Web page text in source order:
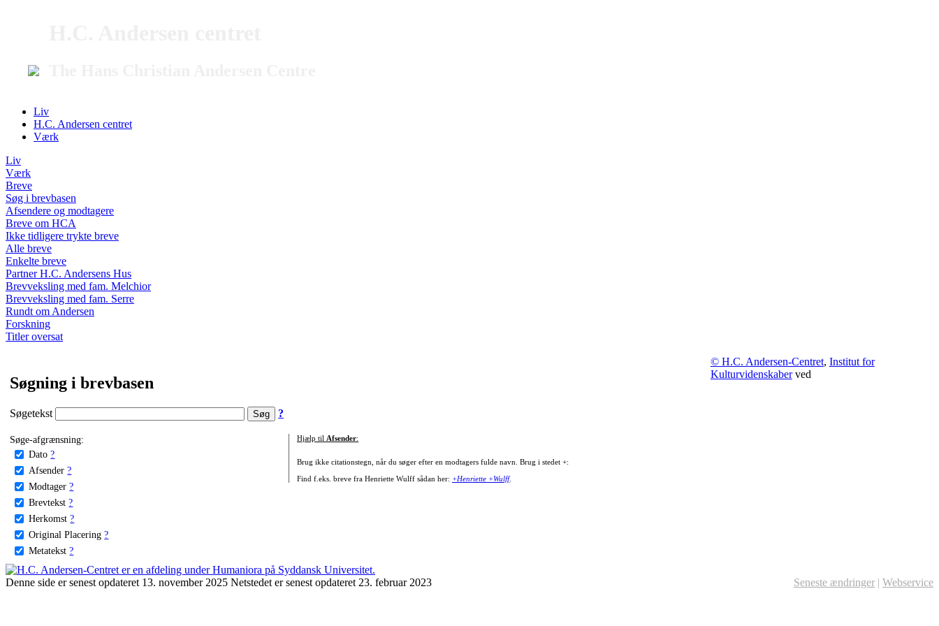
Liv
H.C. Andersen centret
Værk
Liv
Værk
Breve
Søg i brevbasen
Afsendere og modtagere
Breve om HCA
Ikke tidligere trykte breve
Alle breve
Enkelte breve
Partner H.C. Andersens Hus
Brevveksling med fam. Melchior
Brevveksling med fam. Serre
Rundt om Andersen
Forskning
Titler oversat
Søgning i brevbasen
Søgetekst ?
Søge-afgrænsning:
Dato ?
Afsender ?
Modtager ?
Brevtekst ?
Herkomst ?
Original Placering ?
Metatekst ?
Hjælp til Afsender:
Brug ikke citationstegn, når du søger efter en modtagers fulde navn. Brug i stedet +:
Find f.eks. breve fra Henriette Wulff sådan her: +Henriette +Wulff.
© H.C. Andersen-Centret, Institut for
Kulturvidenskaberved
Denne side er senest opdateret 13. november 2025 Netstedet er senest opdateret 23. februar 2023 Seneste ændringer | Webservice